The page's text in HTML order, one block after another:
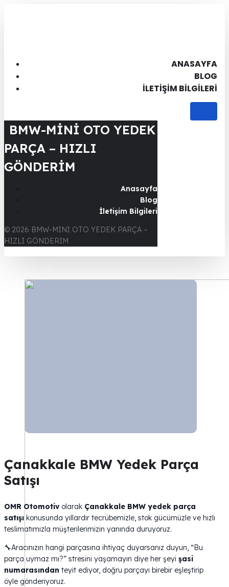
ANASAYFA
BLOG
İLETIŞIM BILGILERI
BMW-MİNİ OTO YEDEK
PARÇA – HIZLI
GÖNDERİM
Anasayfa
Blog
İletişim Bilgileri
© 2026 BMW-MİNİ OTO YEDEK PARÇA –
HIZLI GÖNDERİM
Çanakkale BMW Yedek Parça
Satışı
OMR Otomotivolarak Çanakkale BMW yedek parça
satışı konusunda yıllardır tecrübemizle, stok gücümüzle ve hızlı
teslimatımızla müşterilerimizin yanında duruyoruz.
🔧Aracınızın hangi parçasına ihtiyaç duyarsanız duyun, “Bu
parça uymaz mı?” stresini yaşamayın diye her şeyi şasi
numarasından teyit ediyor, doğru parçayı birebir eşleştirip
öyle gönderiyoruz.